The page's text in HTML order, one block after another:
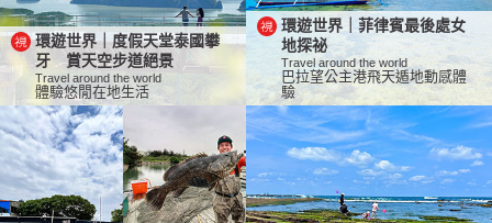
環遊世界｜度假天堂泰國攀
牙 賞天空步道絕景
Travel around the world
體驗悠閒在地生活
環遊世界｜菲律賓最後處女
地探祕
Travel around the world
巴拉望公主港飛天遁地動感體
驗